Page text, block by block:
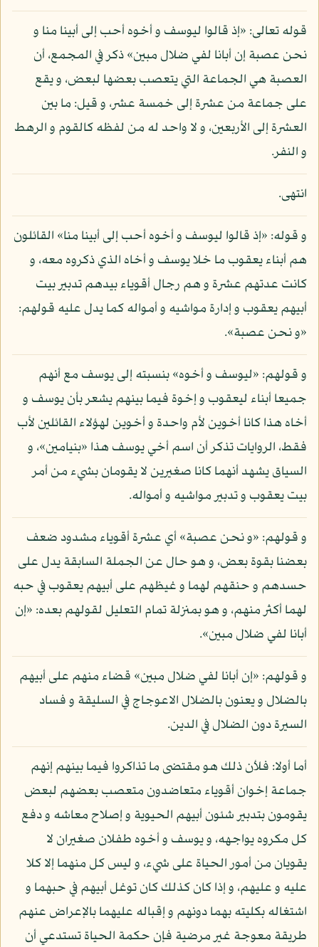
قوله تعالى: «إذ قالوا ليوسف و أخوه أحب إلى أبينا منا و
نحن عصبة إن أبانا لفي ضلال مبين» ذكر في المجمع، أن
العصبة هي الجماعة التي يتعصب بعضها لبعض، و يقع
على جماعة من عشرة إلى خمسة عشر، و قيل: ما بين
العشرة إلى الأربعين، و لا واحد له من لفظه كالقوم و الرهط
و النفر.
انتهى.
و قوله: «إذ قالوا ليوسف و أخوه أحب إلى أبينا منا» القائلون
هم أبناء يعقوب ما خلا يوسف و أخاه الذي ذكروه معه، و
كانت عدتهم عشرة و هم رجال أقوياء بيدهم تدبير بيت
أبيهم يعقوب و إدارة مواشيه و أمواله كما يدل عليه قولهم:
«و نحن عصبة».
و قولهم: «ليوسف و أخوه» بنسبته إلى يوسف مع أنهم
جميعا أبناء ليعقوب و إخوة فيما بينهم يشعر بأن يوسف و
أخاه هذا كانا أخوين لأم واحدة و أخوين لهؤلاء القائلين لأب
فقط، الروايات تذكر أن اسم أخي يوسف هذا «بنيامين»، و
السياق يشهد أنهما كانا صغيرين لا يقومان بشيء من أمر
بيت يعقوب و تدبير مواشيه و أمواله.
و قولهم: «و نحن عصبة» أي عشرة أقوياء مشدود ضعف
بعضنا بقوة بعض، و هو حال عن الجملة السابقة يدل على
حسدهم و حنقهم لهما و غيظهم على أبيهم يعقوب في حبه
لهما أكثر منهم، و هو بمنزلة تمام التعليل لقولهم بعده: «إن
أبانا لفي ضلال مبين».
و قولهم: «إن أبانا لفي ضلال مبين» قضاء منهم على أبيهم
بالضلال و يعنون بالضلال الاعوجاج في السليقة و فساد
السيرة دون الضلال في الدين.
أما أولا: فلأن ذلك هو مقتضى ما تذاكروا فيما بينهم إنهم
جماعة إخوان أقوياء متعاضدون متعصب بعضهم لبعض
يقومون بتدبير شئون أبيهم الحيوية و إصلاح معاشه و دفع
كل مكروه يواجهه، و يوسف و أخوه طفلان صغيران لا
يقويان من أمور الحياة على شيء، و ليس كل منهما إلا كلا
عليه و عليهم، و إذا كان كذلك كان توغل أبيهم في حبهما و
اشتغاله بكليته بهما دونهم و إقباله عليهما بالإعراض عنهم
طريقة معوجة غير مرضية فإن حكمة الحياة تستدعي أن